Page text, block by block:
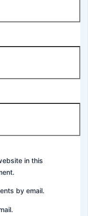
in this
by email.